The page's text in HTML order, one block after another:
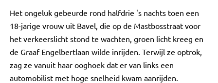
Het ongeluk gebeurde rond halfdrie 's nachts toen een
18-jarige vrouw uit Bavel, die op de Mastbosstraat voor
het verkeerslicht stond te wachten, groen licht kreeg en
de Graaf Engelbertlaan wilde inrijden. Terwijl ze optrok,
zag ze vanuit haar ooghoek dat er van links een
automobilist met hoge snelheid kwam aanrijden.